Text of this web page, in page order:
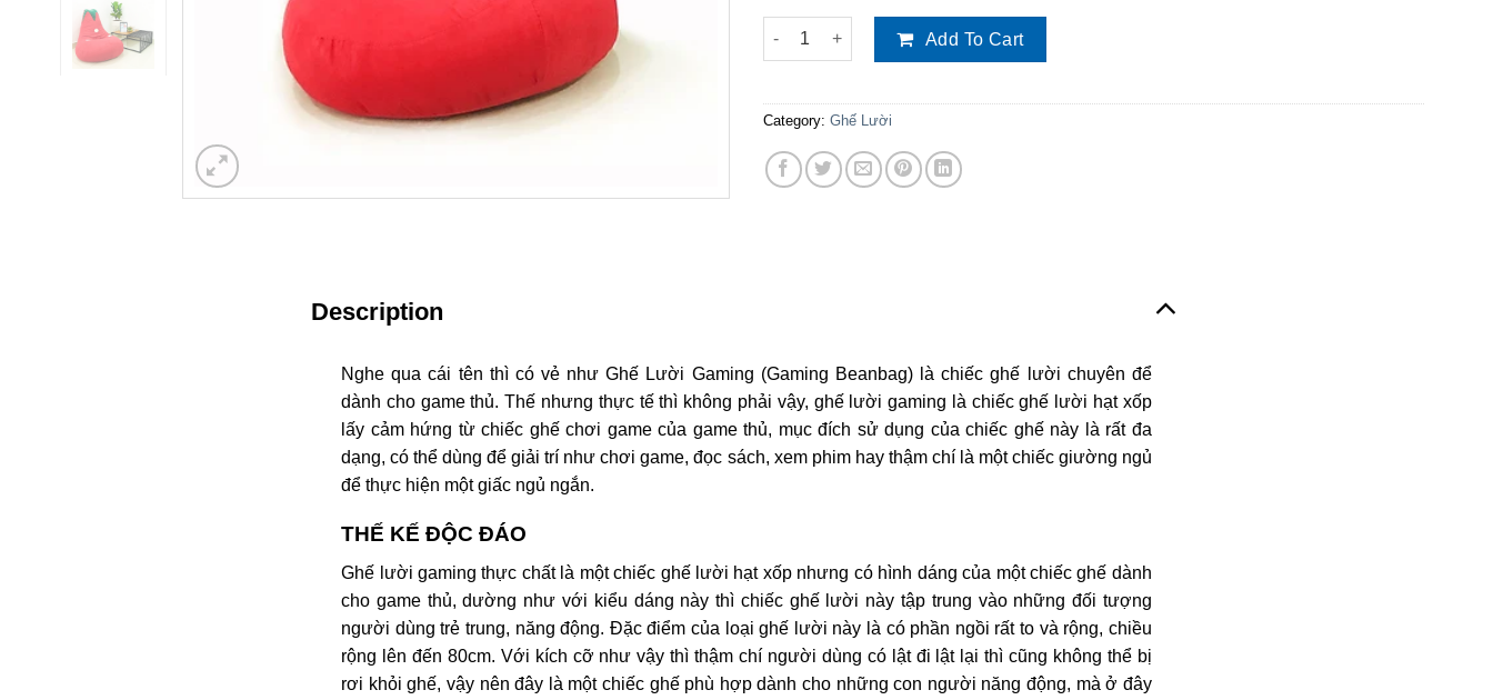
Ghế lười hạt xốp hình trái Dâu tây quantity
Add To Cart
Category: Ghế Lười
Description
Nghe qua cái tên thì có vẻ như Ghế Lười Gaming (Gaming Beanbag) là chiếc ghế lười chuyên để
dành cho game thủ. Thế nhưng thực tế thì không phải vậy, ghế lười gaming là chiếc ghế lười hạt xốp
lấy cảm hứng từ chiếc ghế chơi game của game thủ, mục đích sử dụng của chiếc ghế này là rất đa
dạng, có thể dùng để giải trí như chơi game, đọc sách, xem phim hay thậm chí là một chiếc giường ngủ
để thực hiện một giấc ngủ ngắn.
THẾ KẾ ĐỘC ĐÁO
Ghế lười gaming thực chất là một chiếc ghế lười hạt xốp nhưng có hình dáng của một chiếc ghế dành
cho game thủ, dường như với kiểu dáng này thì chiếc ghế lười này tập trung vào những đối tượng
người dùng trẻ trung, năng động. Đặc điểm của loại ghế lười này là có phần ngồi rất to và rộng, chiều
rộng lên đến 80cm. Với kích cỡ như vậy thì thậm chí người dùng có lật đi lật lại thì cũng không thể bị
rơi khỏi ghế, vậy nên đây là một chiếc ghế phù hợp dành cho những con người năng động, mà ở đây